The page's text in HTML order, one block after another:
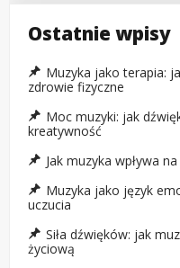
Ostatnie wpisy
Muzyka jako terapia:
zdrowie fizyczne
Moc muzyki: jak
kreatywność
Jak muzyka wpływa
Muzyka jako język
uczucia
Siła dźwięków: jak
życiową